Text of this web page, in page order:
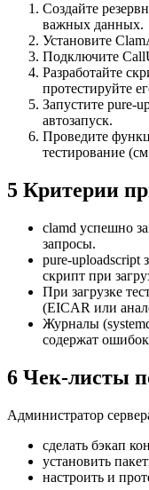
Создайте
важных данных.
Установите
Подключите
Разработайте
протестируйте
Запустите pure-
автозапуск.
Проведите
тестирование
5 Критерии
clamd успешно
запросы.
pure-uploadscript
скрипт при
При загрузке
(EICAR или
Журналы
содержат
6 Чек-листы
Администратор
сделать бэкап
установить
настроить и